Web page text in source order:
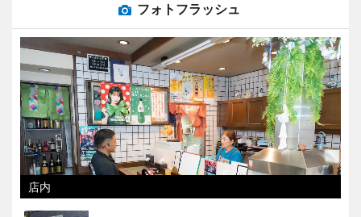
フォトフラッシュ
店内